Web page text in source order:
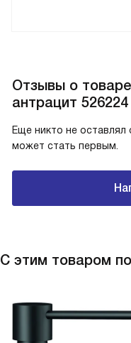
Отзывы о
антрацит 526224
Еще никто не
может стать первым.
С этим товаром